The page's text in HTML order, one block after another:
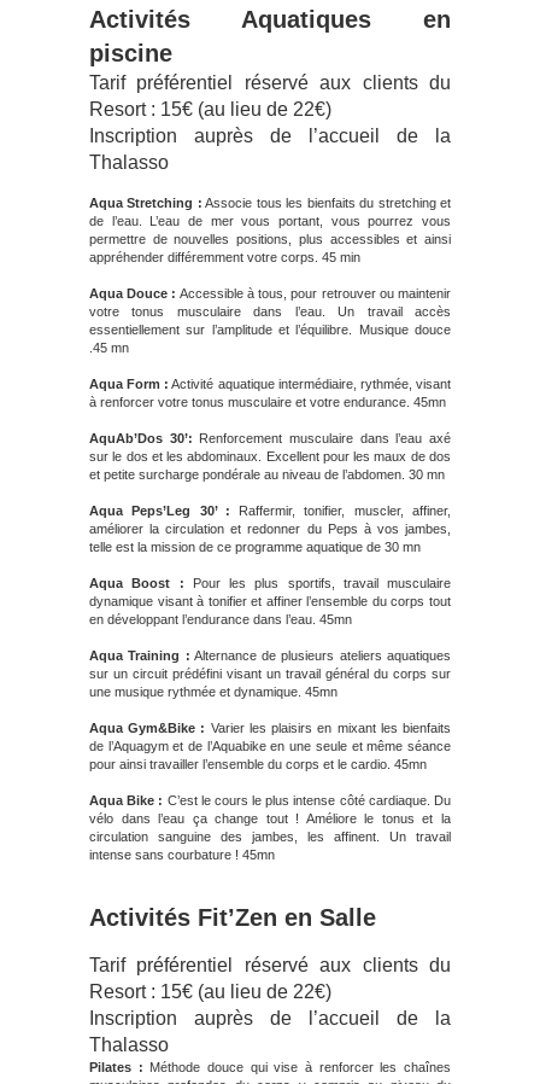
Activités Aquatiques en
piscine
Tarif préférentiel réservé aux clients du
Resort : 15€ (au lieu de 22€)
Inscription auprès de l’accueil de la
Thalasso
Aqua Stretching : Associe tous les bienfaits du stretching et
de l’eau. L’eau de mer vous portant, vous pourrez vous
permettre de nouvelles positions, plus accessibles et ainsi
appréhender différemment votre corps. 45 min
Aqua Douce : Accessible à tous, pour retrouver ou maintenir
votre tonus musculaire dans l’eau. Un travail accès
essentiellement sur l’amplitude et l’équilibre. Musique douce
.45 mn
Aqua Form : Activité aquatique intermédiaire, rythmée, visant
à renforcer votre tonus musculaire et votre endurance. 45mn
AquAb’Dos 30’: Renforcement musculaire dans l’eau axé
sur le dos et les abdominaux. Excellent pour les maux de dos
et petite surcharge pondérale au niveau de l’abdomen. 30 mn
Aqua Peps’Leg 30’ : Raffermir, tonifier, muscler, affiner,
améliorer la circulation et redonner du Peps à vos jambes,
telle est la mission de ce programme aquatique de 30 mn
Aqua Boost :
Pour les plus sportifs, travail musculaire
dynamique visant à tonifier et affiner l’ensemble du corps tout
en développant l’endurance dans l’eau. 45mn
Aqua Training : Alternance de plusieurs ateliers aquatiques
sur un circuit prédéfini visant un travail général du corps sur
une musique rythmée et dynamique. 45mn
Aqua Gym&Bike : Varier les plaisirs en mixant les bienfaits
de l’Aquagym et de l’Aquabike en une seule et même séance
pour ainsi travailler l’ensemble du corps et le cardio. 45mn
Aqua Bike : C’est le cours le plus intense côté cardiaque. Du
vélo dans l’eau ça change tout ! Améliore le tonus et la
circulation sanguine des jambes, les affinent. Un travail
intense sans courbature ! 45mn
Activités Fit’Zen en Salle
Tarif préférentiel réservé aux clients du
Resort : 15€ (au lieu de 22€)
Inscription auprès de l’accueil de la
Thalasso
Pilates : Méthode douce qui vise à renforcer les chaînes